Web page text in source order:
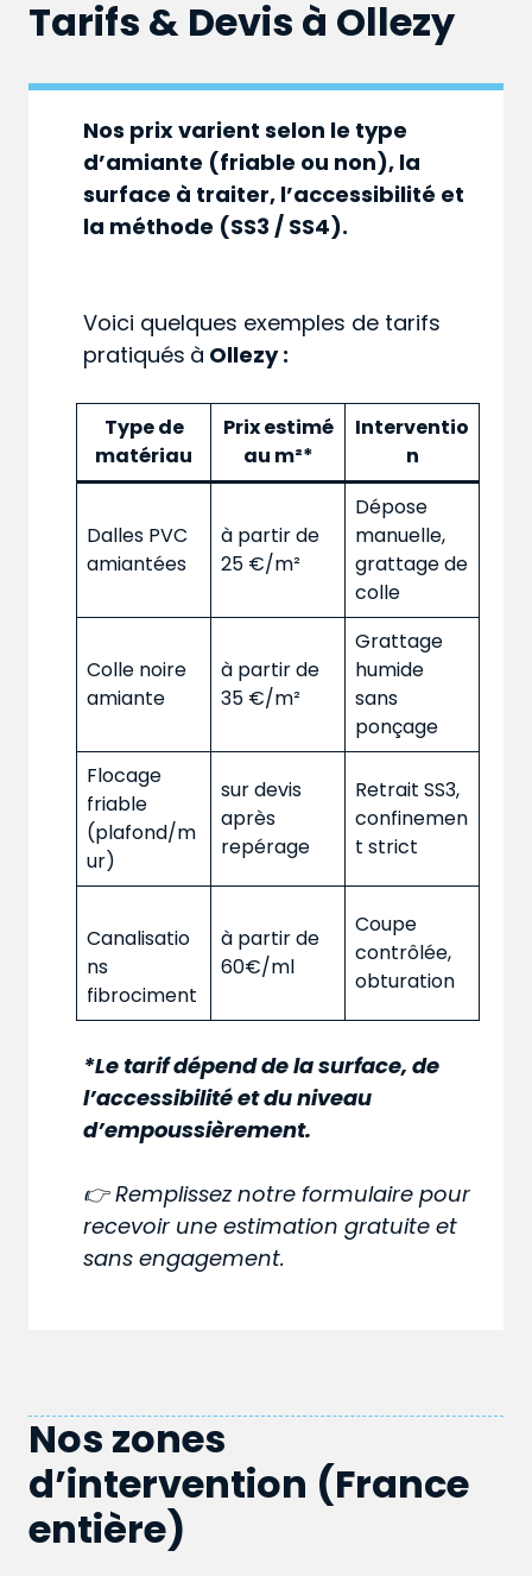
Tarifs & Devis à Ollezy
Nos prix varient selon le type
d’amiante (friable ou non), la
surface à traiter, l’accessibilité et
la méthode (SS3 / SS4).
Voici quelques exemples de tarifs
pratiqués à Ollezy :
Type de
matériau
Prix estimé
au m²*
Interventio
n
Dalles PVC
amiantées
à partir de
25 €/m²
Dépose
manuelle,
grattage de
colle
Colle noire
amiante
à partir de
35 €/m²
Grattage
humide
sans
ponçage
Flocage
friable
(plafond/m
ur)
sur devis
après
repérage
Retrait SS3,
confinemen
t strict
Canalisatio
ns
fibrociment
à partir de
60€/ml
Coupe
contrôlée,
obturation
*Le tarif dépend de la surface, de
l’accessibilité et du niveau
d’empoussièrement.
👉 Remplissez notre formulaire pour
recevoir une estimation gratuite et
sans engagement.
Nos zones
d’intervention (France
entière)